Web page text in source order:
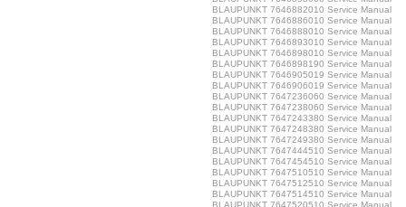
BLAUPUNKT 7646882010 Service Manual
BLAUPUNKT 7646886010 Service Manual
BLAUPUNKT 7646888010 Service Manual
BLAUPUNKT 7646893010 Service Manual
BLAUPUNKT 7646898010 Service Manual
BLAUPUNKT 7646898190 Service Manual
BLAUPUNKT 7646905019 Service Manual
BLAUPUNKT 7646906019 Service Manual
BLAUPUNKT 7647236060 Service Manual
BLAUPUNKT 7647238060 Service Manual
BLAUPUNKT 7647243380 Service Manual
BLAUPUNKT 7647248380 Service Manual
BLAUPUNKT 7647249380 Service Manual
BLAUPUNKT 7647444510 Service Manual
BLAUPUNKT 7647454510 Service Manual
BLAUPUNKT 7647510510 Service Manual
BLAUPUNKT 7647512510 Service Manual
BLAUPUNKT 7647514510 Service Manual
BLAUPUNKT 7647520510 Service Manual